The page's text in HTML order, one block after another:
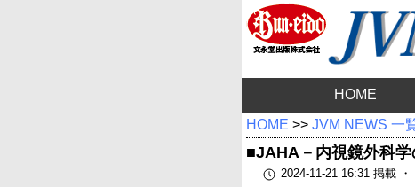
HOME
HOME >> JVM NEWS 一
■JAHA－内視鏡外科
2024-11-21 16:31 掲載 ・